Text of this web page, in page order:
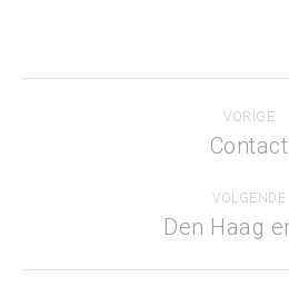
VORIGE
Vorig
Contact
VOLGENDE
Den Haag